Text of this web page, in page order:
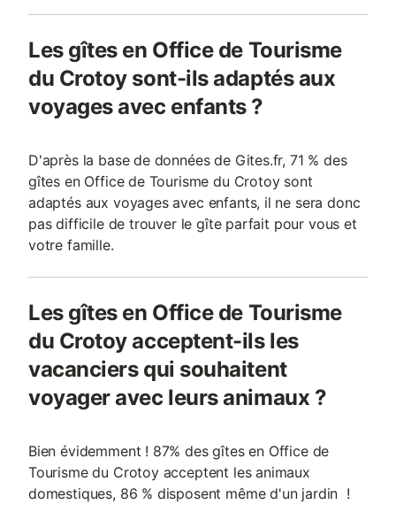
Les gîtes en Office de Tourisme
du Crotoy sont-ils adaptés aux
voyages avec enfants ?
D'après la base de données de Gites.fr, 71 % des
gîtes en Office de Tourisme du Crotoy sont
adaptés aux voyages avec enfants, il ne sera donc
pas difficile de trouver le gîte parfait pour vous et
votre famille.
Les gîtes en Office de Tourisme
du Crotoy acceptent-ils les
vacanciers qui souhaitent
voyager avec leurs animaux ?
Bien évidemment ! 87% des gîtes en Office de
Tourisme du Crotoy acceptent les animaux
domestiques, 86 % disposent même d'un jardin !